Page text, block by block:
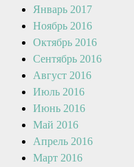
Январь 2017
Ноябрь 2016
Октябрь 2016
Сентябрь 2016
Август 2016
Июль 2016
Июнь 2016
Май 2016
Апрель 2016
Март 2016